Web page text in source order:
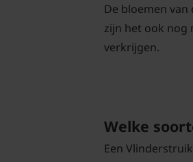
De bloemen
zijn het ook nog
verkrijgen.
Welke
Een